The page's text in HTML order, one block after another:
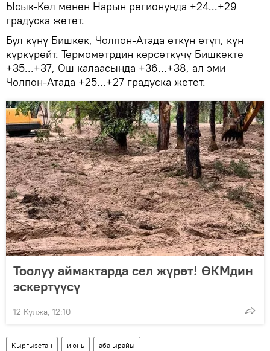
Ысык-Көл менен Нарын регионунда +24...+29
градуска жетет.
Бул күнү Бишкек, Чолпон-Атада өткүн өтүп, күн
күркүрөйт. Термометрдин көрсөткүчү Бишкекте
+35...+37, Ош калаасында +36...+38, ал эми
Чолпон-Атада +25...+27 градуска жетет.
Тоолуу аймактарда сел жүрөт! ӨКМдин
эскертүүсү
12 Кулжа, 12:10
Кыргызстан июнь аба ырайы